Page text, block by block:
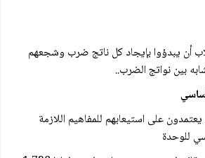
الطلاب أن يبدؤوا بإيجاد کل ناتج ضرب وشجعهم
بين نواتج الضرب..
الطلاب يعتمدون على استيعابهم للمفاهيم اللازمة
للوحدة